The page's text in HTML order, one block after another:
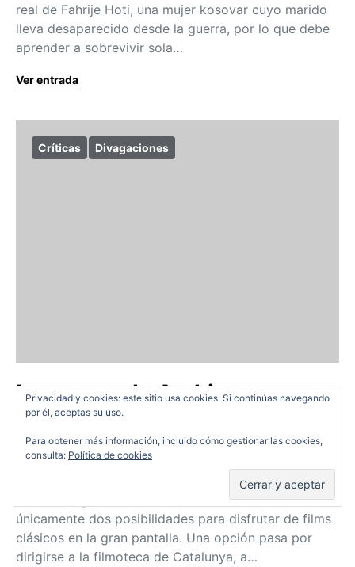
real de Fahrije Hoti, una mujer kosovar cuyo marido
lleva desaparecido desde la guerra, por lo que debe
aprender a sobrevivir sola…
Ver entrada
Críticas Divagaciones
Lawrence de Arabia:
Phenomena regala una
experiencia inigualable
Cuando llega un cinéfilo a Barcelona tiene
únicamente dos posibilidades para disfrutar de films
clásicos en la gran pantalla. Una opción pasa por
dirigirse a la filmoteca de Catalunya, a…
Privacidad y cookies: este sitio usa cookies. Si continúas navegando
por él, aceptas su uso.
Para obtener más información, incluido cómo gestionar las cookies,
consulta: Política de cookies